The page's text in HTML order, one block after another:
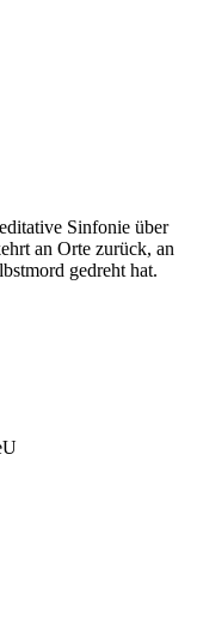
Sinfonie über
an Orte zurück, an
gedreht hat.